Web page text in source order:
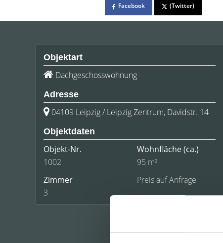
Facebook (Twitter)
Objektart
Dachgeschosswohnung
Adresse
04109 Leipzig / Leipzig Zentrum, Davidstr. 14
Objektdaten
Objekt-Nr.
1002
Wohnfläche(ca.)
95 m²
Zimmer
3
Preis auf Anfrage